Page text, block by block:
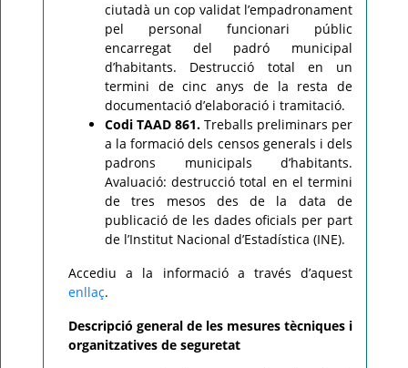
ciutadà un cop validat l’empadronament
pel personal funcionari públic
encarregat del padró municipal
d’habitants. Destrucció total en un
termini de cinc anys de la resta de
documentació d’elaboració i tramitació.
Codi TAAD 861. Treballs preliminars per
a la formació dels censos generals i dels
padrons municipals d’habitants.
Avaluació: destrucció total en el termini
de tres mesos des de la data de
publicació de les dades oficials per part
de l’Institut Nacional d’Estadística (INE).
Accediu a la informació a través d’aquest
enllaç.
Descripció general de les mesures tècniques i
organitzatives de seguretat